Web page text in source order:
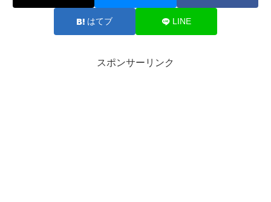
はてブ LINE
スポンサーリンク